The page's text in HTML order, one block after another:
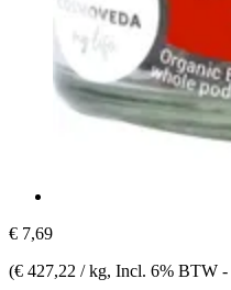
€ 7,69
(€ 427,22 / kg, Incl. 6% BTW -